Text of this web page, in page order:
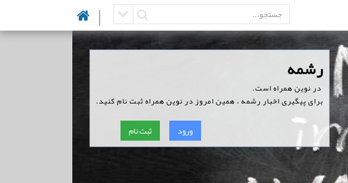
|
‏رشمه
‏ در نوین همراه است.
برای پیگیری اخبار رشمه ، همین امروز در نوین همراه ثبت نام کنید.
ورود ثبت نام